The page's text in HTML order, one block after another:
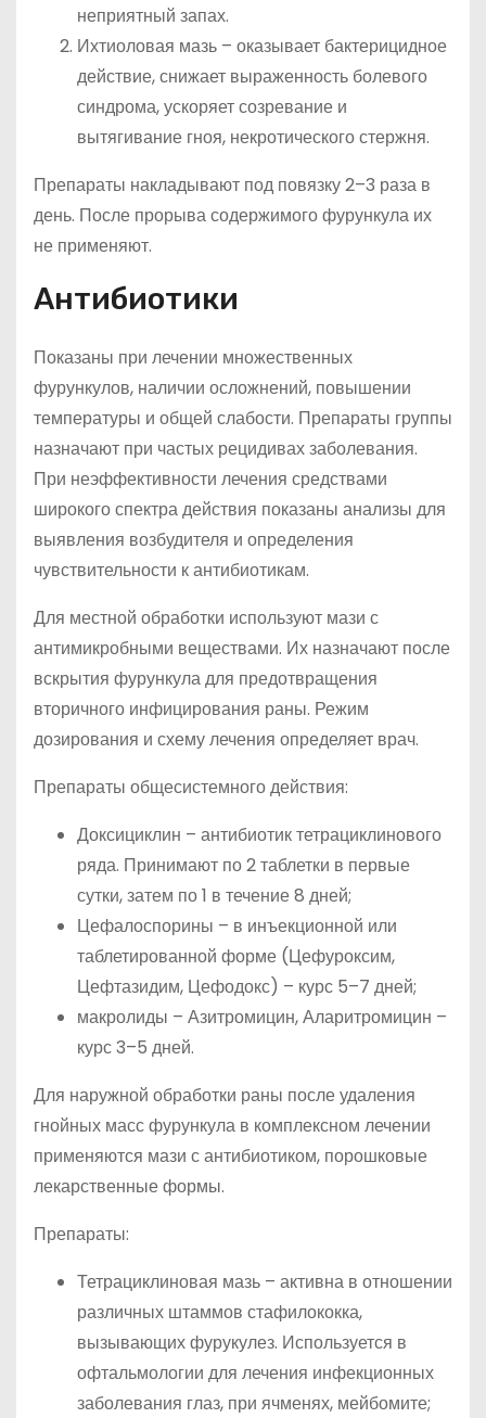
неприятный запах.
Ихтиоловая мазь – оказывает бактерицидное
действие, снижает выраженность болевого
синдрома, ускоряет созревание и
вытягивание гноя, некротического стержня.
Препараты накладывают под повязку 2–3 раза в
день. После прорыва содержимого фурункула их
не применяют.
Антибиотики
Показаны при лечении множественных
фурункулов, наличии осложнений, повышении
температуры и общей слабости. Препараты группы
назначают при частых рецидивах заболевания.
При неэффективности лечения средствами
широкого спектра действия показаны анализы для
выявления возбудителя и определения
чувствительности к антибиотикам.
Для местной обработки используют мази с
антимикробными веществами. Их назначают после
вскрытия фурункула для предотвращения
вторичного инфицирования раны. Режим
дозирования и схему лечения определяет врач.
Препараты общесистемного действия:
Доксициклин – антибиотик тетрациклинового
ряда. Принимают по 2 таблетки в первые
сутки, затем по 1 в течение 8 дней;
Цефалоспорины – в инъекционной или
таблетированной форме (Цефуроксим,
Цефтазидим, Цефодокс) – курс 5–7 дней;
макролиды – Азитромицин, Аларитромицин –
курс 3–5 дней.
Для наружной обработки раны после удаления
гнойных масс фурункула в комплексном лечении
применяются мази с антибиотиком, порошковые
лекарственные формы.
Препараты:
Тетрациклиновая мазь – активна в отношении
различных штаммов стафилококка,
вызывающих фурукулез. Используется в
офтальмологии для лечения инфекционных
заболевания глаз, при ячменях, мейбомите;